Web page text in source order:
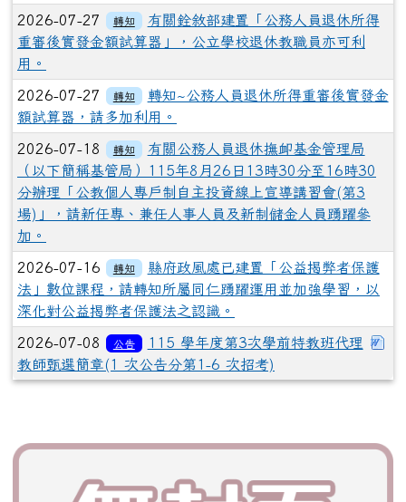
2026-07-27 轉知
有關銓敘部建置「公務人員退休所得
重審後實發金額試算器」，公立學校退休教職員亦可利
用。
2026-07-27 轉知
轉知~公務人員退休所得重審後實發金
額試算器，請多加利用。
2026-07-18 轉知
有關公務人員退休撫卹基金管理局
（以下簡稱基管局）115年8月26日13時30分至16時30
分辦理「公教個人專戶制自主投資線上宣導講習會(第3
場)」，請新任專、兼任人事人員及新制儲金人員踴躍參
加。
2026-07-16 轉知
縣府政風處已建置「公益揭弊者保護
法」數位課程，請轉知所屬同仁踴躍運用並加強學習，以
深化對公益揭弊者保護法之認識。
2026-07-08 公告
115 學年度第3次學前特教班代理
教師甄選簡章(1 次公告分第1-6 次招考)